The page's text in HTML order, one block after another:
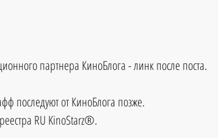
партнера КиноБлога - линк после поста.
последуют от КиноБлога позже.
RU KinoStarz®.